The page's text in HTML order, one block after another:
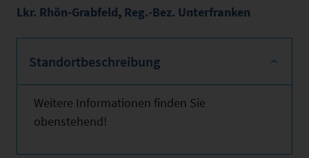
Lkr. Rhön-Grabfeld, Reg.-Bez. Unterfranken
Standortbeschreibung
Weitere Informationen finden Sie
obenstehend!